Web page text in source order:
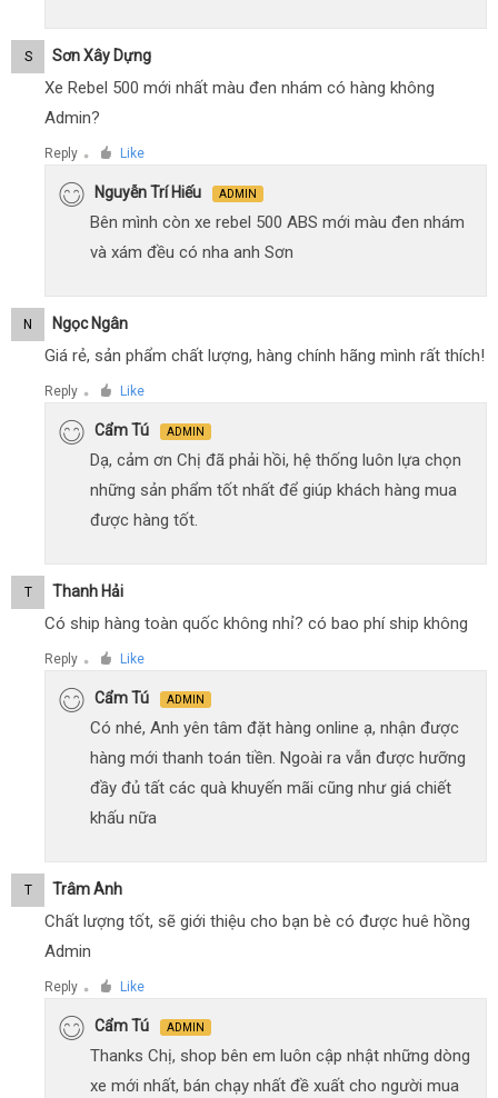
S Sơn Xây Dựng
Xe Rebel 500 mới nhất màu đen nhám có hàng không
Admin?
Reply ● Like
Nguyễn Trí Hiếu ADMIN
Bên mình còn xe rebel 500 ABS mới màu đen nhám
và xám đều có nha anh Sơn
N Ngọc Ngân
Giá rẻ, sản phẩm chất lượng, hàng chính hãng mình rất thích!
Reply ● Like
Cẩm Tú ADMIN
Dạ, cảm ơn Chị đã phải hồi, hệ thống luôn lựa chọn
những sản phẩm tốt nhất để giúp khách hàng mua
được hàng tốt.
T Thanh Hải
Có ship hàng toàn quốc không nhỉ? có bao phí ship không
Reply ● Like
Cẩm Tú ADMIN
Có nhé, Anh yên tâm đặt hàng online ạ, nhận được
hàng mới thanh toán tiền. Ngoài ra vẫn được hưỡng
đầy đủ tất các quà khuyến mãi cũng như giá chiết
khấu nữa
T Trâm Anh
Chất lượng tốt, sẽ giới thiệu cho bạn bè có được huê hồng
Admin
Reply ● Like
Cẩm Tú ADMIN
Thanks Chị, shop bên em luôn cập nhật những dòng
xe mới nhất, bán chạy nhất đề xuất cho người mua